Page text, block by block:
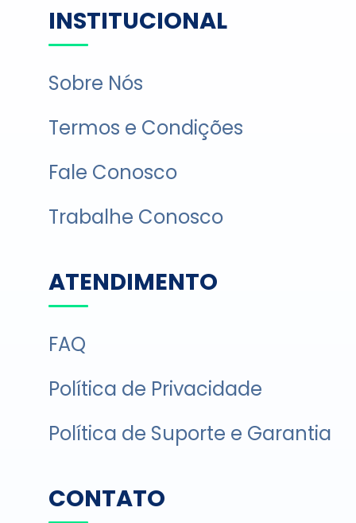
INSTITUCIONAL
Sobre Nós
Termos e Condições
Fale Conosco
Trabalhe Conosco
ATENDIMENTO
FAQ
Política de Privacidade
Política de Suporte e Garantia
CONTATO